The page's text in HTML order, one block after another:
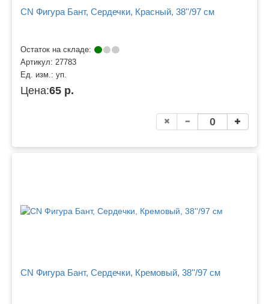
CN Фигура Бант, Сердечки, Красный, 38''/97 см
Остаток на складе:
Артикул: 27783
Ед. изм.: уп.
Цена:65 р.
CN Фигура Бант, Сердечки, Кремовый, 38''/97 см